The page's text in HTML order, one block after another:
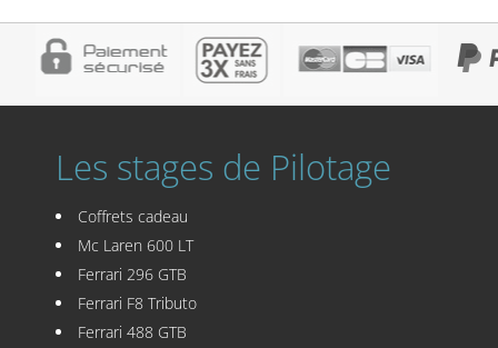
Les stages de Pilotage
Coffrets cadeau
Mc Laren 600 LT
Ferrari 296 GTB
Ferrari F8 Tributo
Ferrari 488 GTB